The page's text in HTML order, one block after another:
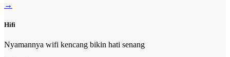
→
Hifi
Nyamannya wifi kencang bikin hati senang